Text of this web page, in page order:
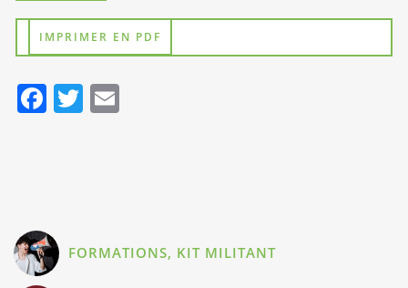
IMPRIMER EN PDF
Facebook
Twitter
FORMATIONS, KIT MILITANT